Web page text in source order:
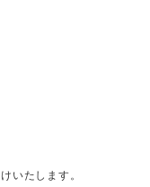
いたします。